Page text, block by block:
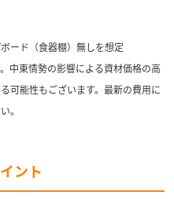
ード（食器棚）無しを想定
中東情勢の影響による資材価格の高
可能性もございます。最新の費用に
。
ント